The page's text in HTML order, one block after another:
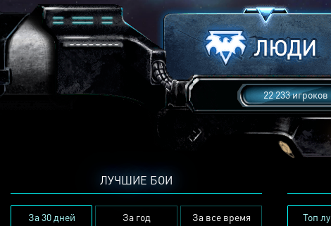
22 233 игроков
ЛУЧШИЕ БОИ
За 30 дней За год За все время Топ